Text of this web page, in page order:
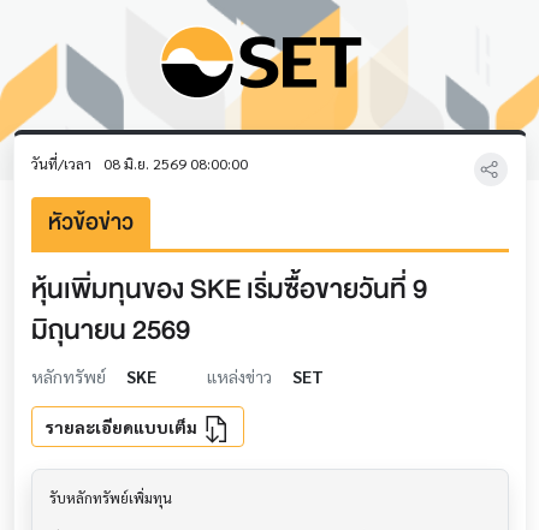
วันที่/เวลา 08 มิ.ย. 2569 08:00:00
หัวข้อข่าว
หุ้นเพิ่มทุนของ SKE เริ่มซื้อขายวันที่ 9
มิถุนายน 2569
หลักทรัพย์ SKE แหล่งข่าว SET
รายละเอียดแบบเต็ม
รับหลักทรัพย์เพิ่มทุน